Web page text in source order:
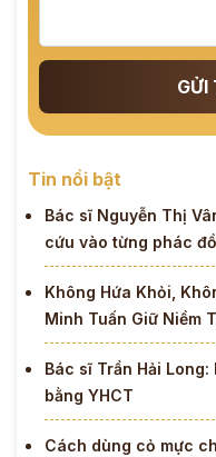
GỬI
Tin nổi bật
Bác sĩ Nguyễn Thị
cứu vào từng phác
Không Hứa Khỏi,
Minh Tuấn Giữ Niềm
Bác sĩ Trần Hải Long:
bằng YHCT
Cách dùng cỏ mực